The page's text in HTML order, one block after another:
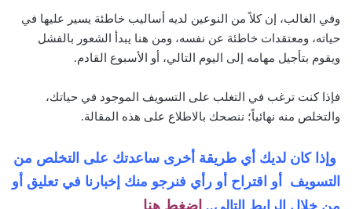
وفي الغالب، إن كلاً من النوعين لديه أساليب خاطئة يسير عليها في
حياته، ومعتقدات خاطئة عن نفسه، ومن هنا يبدأ الشعور بالفشل
ويقوم بتأجيل مهامه إلى اليوم التالي، أو الأسبوع القادم.
فإذا كنت ترغب في التغلب على التسويف الموجود في حياتك،
والتخلص منه نهائياً؛ ننصحك بالاطلاع على هذه المقالة.
وإذا كان لديك أي طريقة أخرى ساعدتك على التخلص من
التسويف أو اقتراح أو رأي فنرجو منك إخبارنا في تعليق أو
من خلال الرابط التالي.. اضغط هنا